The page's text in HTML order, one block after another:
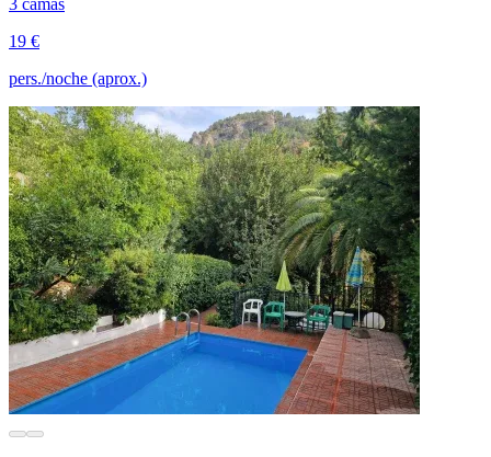
3 camas
19 €
pers./noche (aprox.)